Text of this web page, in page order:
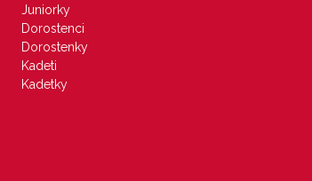
Juniorky
Dorostenci
Dorostenky
Kadeti
Kadetky